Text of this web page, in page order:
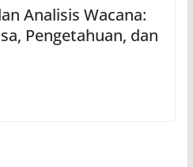
Analisis Wacana:
Pengetahuan, dan